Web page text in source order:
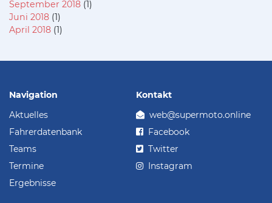
September 2018 (1)
Juni 2018 (1)
April 2018 (1)
Navigation
Aktuelles
Fahrerdatenbank
Teams
Termine
Ergebnisse
Kontakt
web@supermoto.online
Facebook
Twitter
Instagram